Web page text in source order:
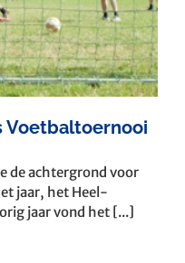
Voetbaltoernooi
de achtergrond voor
jaar, het Heel-
jaar vond het [...]